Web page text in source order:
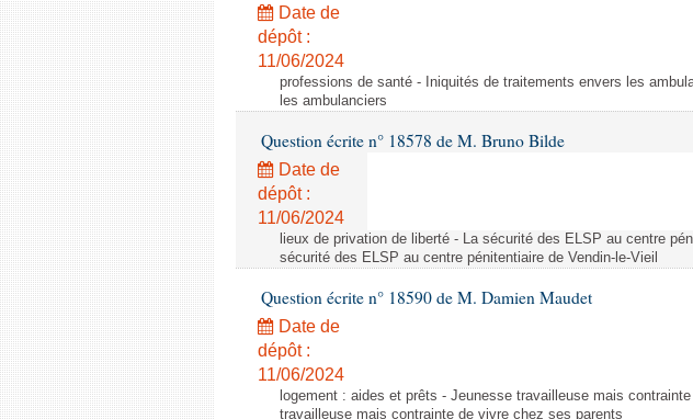
Date de
dépôt :
11/06/2024
professions de santé - Iniquités de traitements envers les
les ambulanciers
Question écrite n° 18578 de M. Bruno Bilde
Date de
dépôt :
11/06/2024
lieux de privation de liberté - La sécurité des ELSP au centre
sécurité des ELSP au centre pénitentiaire de Vendin-le-Vieil
Question écrite n° 18590 de M. Damien Maudet
Date de
dépôt :
11/06/2024
logement : aides et prêts - Jeunesse travailleuse mais
travailleuse mais contrainte de vivre chez ses parents